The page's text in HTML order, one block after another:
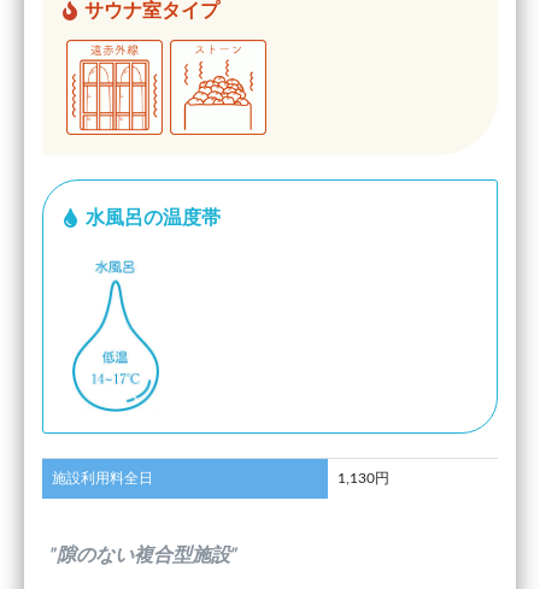
サウナ室タイプ
水風呂の温度帯
施設利用料全日 1,130円
”隙のない複合型施設”